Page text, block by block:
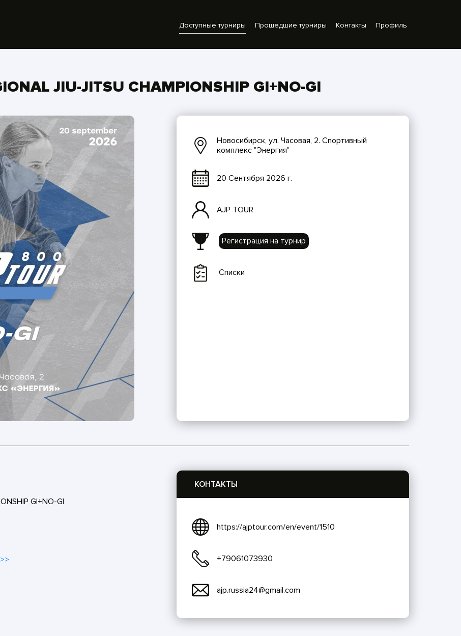
Доступные турниры Прошедшие турниры Контакты Профиль
JIU-JITSU CHAMPIONSHIP GI+NO-GI
Новосибирск, ул. Часовая, 2. Спортивный
комплекс "Энергия"
20 Сентября 2026 г.
AJP TOUR
Регистрация на турнир
Списки
GI+NO-GI
КОНТАКТЫ
https://ajptour.com/en/event/1510
+79061073930
ajp.russia24@gmail.com